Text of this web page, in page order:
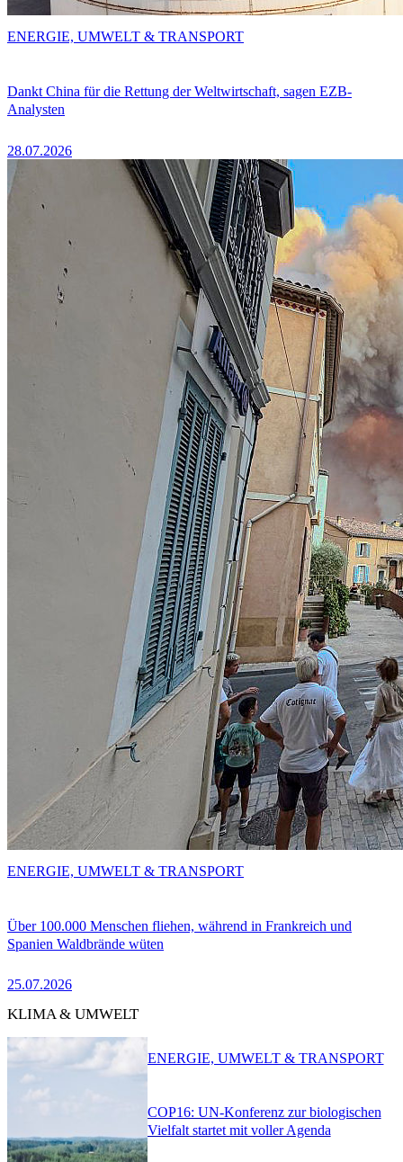
Dankt China für die Rettung der Weltwirtschaft, sagen EZB-
Analysten
28.07.2026
ENERGIE, UMWELT & TRANSPORT
Über 100.000 Menschen fliehen, während in Frankreich und
Spanien Waldbrände wüten
25.07.2026
ENERGIE, UMWELT & TRANSPORT
KLIMA & UMWELT
COP16: UN-Konferenz zur biologischen
Vielfalt startet mit voller Agenda
ENERGIE, UMWELT & TRANSPORT